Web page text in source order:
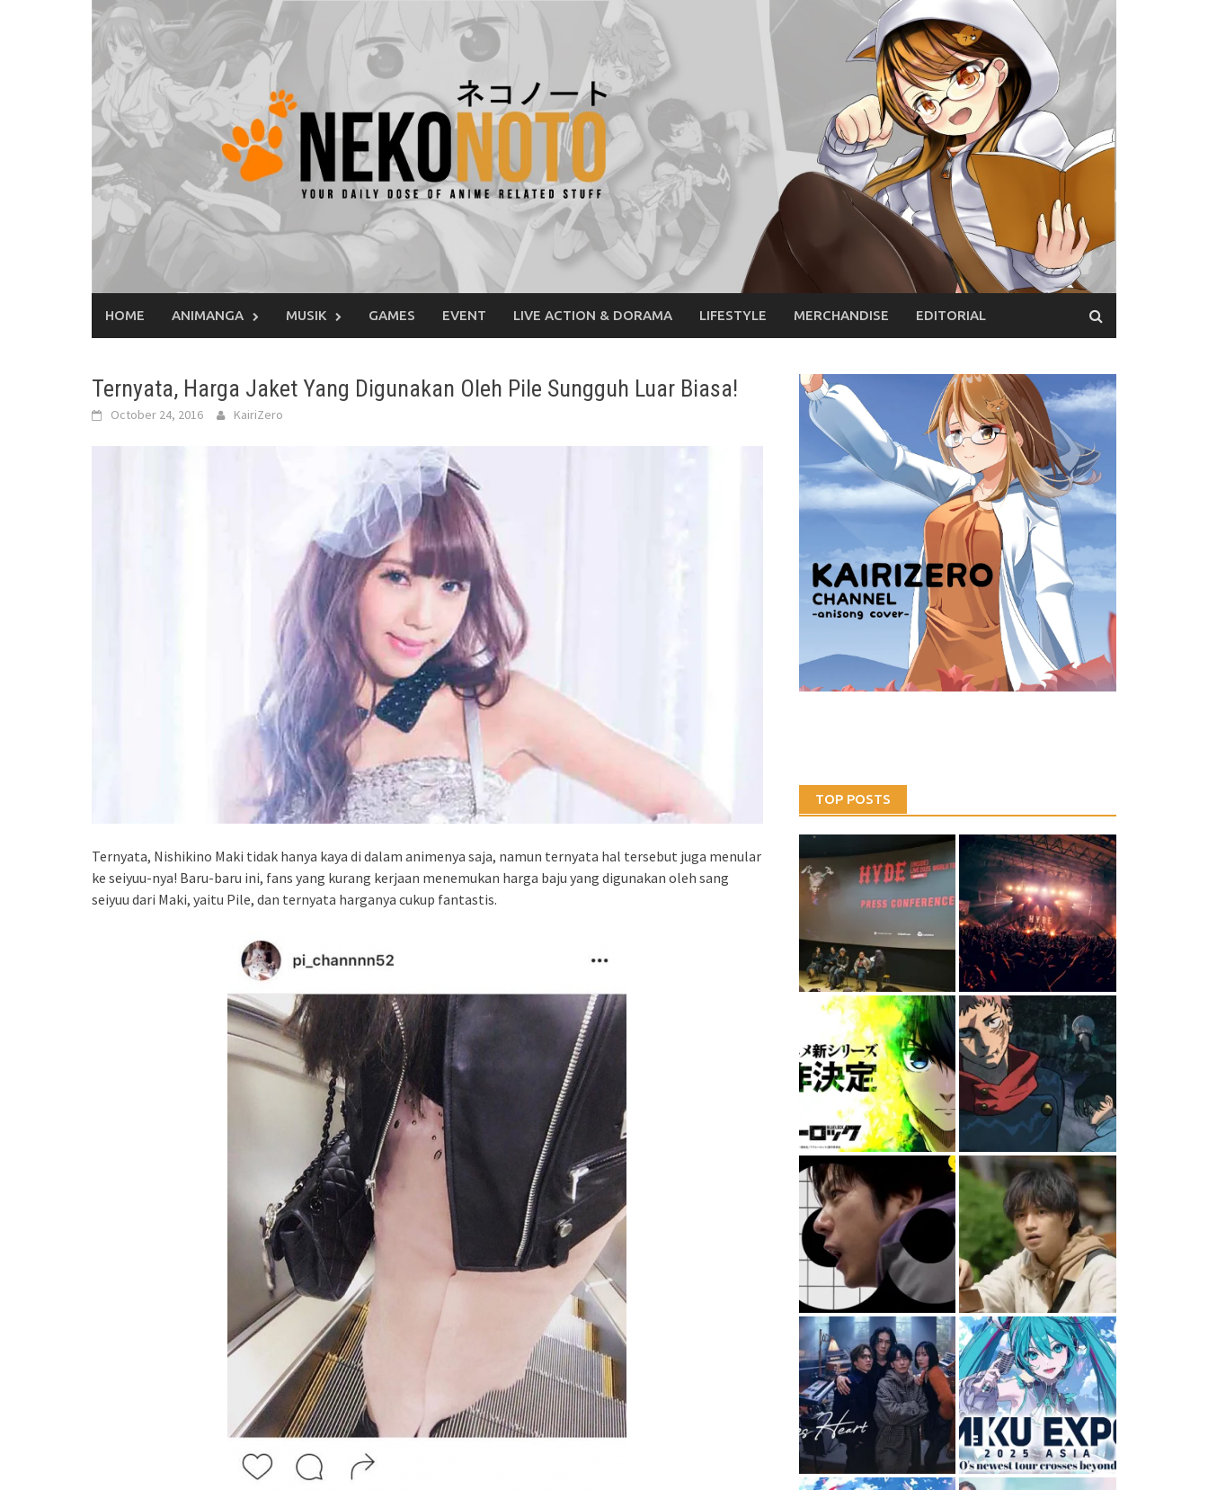
HOME ANIMANGA MUSIK GAMES EVENT LIVE ACTION & DORAMA LIFESTYLE MERCHANDISE EDITORIAL
Ternyata, Harga Jaket Yang Digunakan Oleh Pile Sungguh Luar Biasa!
October 24, 2016 KairiZero
Ternyata, Nishikino Maki tidak hanya kaya di dalam animenya saja, namun ternyata hal tersebut juga menular
ke seiyuu-nya! Baru-baru ini, fans yang kurang kerjaan menemukan harga baju yang digunakan oleh sang
seiyuu dari Maki, yaitu Pile, dan ternyata harganya cukup fantastis.
TOP POSTS